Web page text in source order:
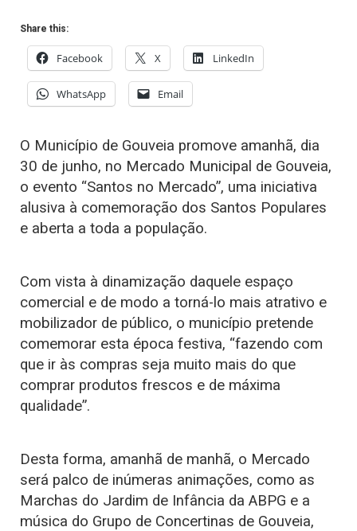
Share this:
Facebook X LinkedIn
WhatsApp Email
O Município de Gouveia promove amanhã, dia
30 de junho, no Mercado Municipal de Gouveia,
o evento “Santos no Mercado”, uma iniciativa
alusiva à comemoração dos Santos Populares
e aberta a toda a população.
Com vista à dinamização daquele espaço
comercial e de modo a torná-lo mais atrativo e
mobilizador de público, o município pretende
comemorar esta época festiva, “fazendo com
que ir às compras seja muito mais do que
comprar produtos frescos e de máxima
qualidade”.
Desta forma, amanhã de manhã, o Mercado
será palco de inúmeras animações, como as
Marchas do Jardim de Infância da ABPG e a
música do Grupo de Concertinas de Gouveia,